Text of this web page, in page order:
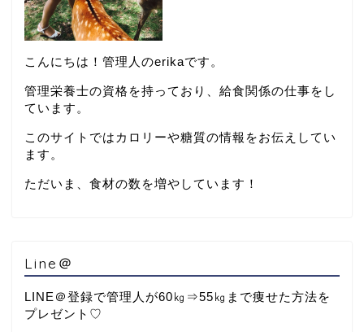
こんにちは！管理人のerikaです。
管理栄養士の資格を持っており、給食関係の仕事をし
ています。
このサイトではカロリーや糖質の情報をお伝えしてい
ます。
ただいま、食材の数を増やしています！
Line＠
LINE＠登録で管理人が60㎏⇒55㎏まで痩せた方法を
プレゼント♡